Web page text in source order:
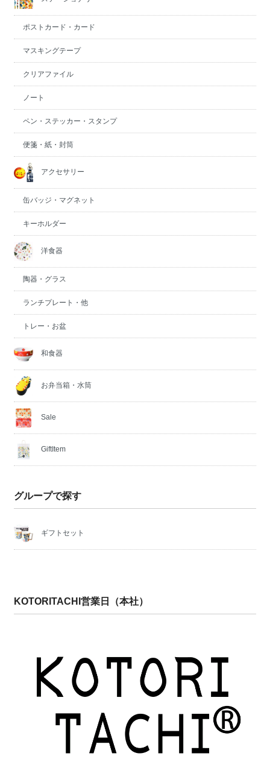
ポストカード・カード
マスキングテープ
クリアファイル
ノート
ペン・ステッカー・スタンプ
便箋・紙・封筒
アクセサリー
缶バッジ・マグネット
キーホルダー
洋食器
陶器・グラス
ランチプレート・他
トレー・お盆
和食器
お弁当箱・水筒
Sale
GiftItem
グループで探す
ギフトセット
KOTORITACHI営業日（本社）